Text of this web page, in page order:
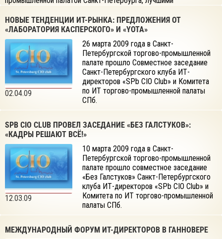
НОВЫЕ ТЕНДЕНЦИИ ИТ-РЫНКА: ПРЕДЛОЖЕНИЯ ОТ
«ЛАБОРАТОРИЯ КАСПЕРСКОГО» И «YOTA»
02.04.09
26 марта 2009 года в Санкт-
Петербургской торгово-промышленной
палате прошло Совместное заседание
Санкт-Петербургского клуба ИТ-
директоров «SPb CIO Club» и Комитета
по ИТ торгово-промышленной палаты
СПб.
SPB CIO CLUB ПРОВЕЛ ЗАСЕДАНИЕ «БЕЗ ГАЛСТУКОВ»:
«КАДРЫ РЕШАЮТ ВСЁ!»
12.03.09
10 марта 2009 года в Санкт-
Петербургской торгово-промышленной
палате прошло совместное заседание
«Без Галстуков» Санкт-Петербургского
клуба ИТ-директоров «SPb CIO Club» и
Комитета по ИТ торгово-промышленной
палаты СПб.
МЕЖДУНАРОДНЫЙ ФОРУМ ИТ-ДИРЕКТОРОВ В ГАННОВЕРЕ